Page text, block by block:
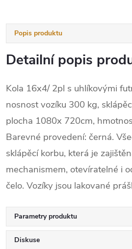
Popis produktu
Detailní popis
Kola 16x4/ 2pl s uhlíkovými
nosnost vozíku 300 kg,
plocha 1080x 720cm,
Barevné provedení: černá.
sklápěcí korbu, která je
mechanismem, otevíratelné i
čelo. Vozíky jsou lakované
Parametry produktu
Diskuse